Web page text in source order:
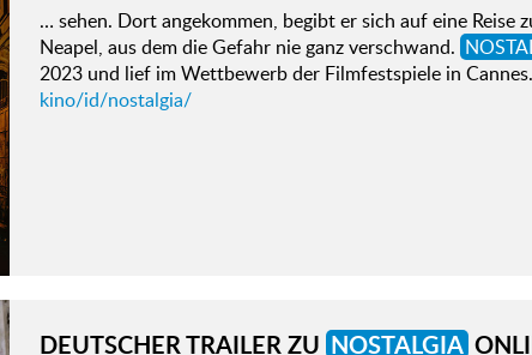
… sehen. Dort angekommen, begibt er sich auf eine Reise
Neapel, aus dem die Gefahr nie ganz verschwand.
2023 und lief im Wettbewerb der Filmfestspiele in
kino/id/nostalgia/
DEUTSCHER TRAILER ZU NOSTALGIA